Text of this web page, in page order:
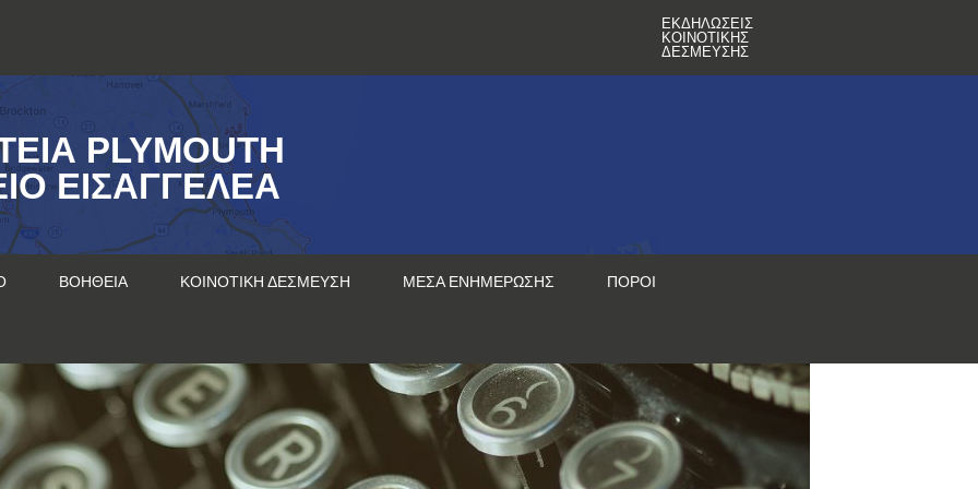
ΕΚΔΗΛΏΣΕΙΣ
ΚΟΙΝΟΤΙΚΉΣ
ΔΈΣΜΕΥΣΗΣ
PLYMOUTH
ΕΙΣΑΓΓΕΛΈΑ
ΒΟΉΘΕΙΑ ΚΟΙΝΟΤΙΚΉ ΔΈΣΜΕΥΣΗ ΜΈΣΑ ΕΝΗΜΈΡΩΣΗΣ ΠΌΡΟΙ